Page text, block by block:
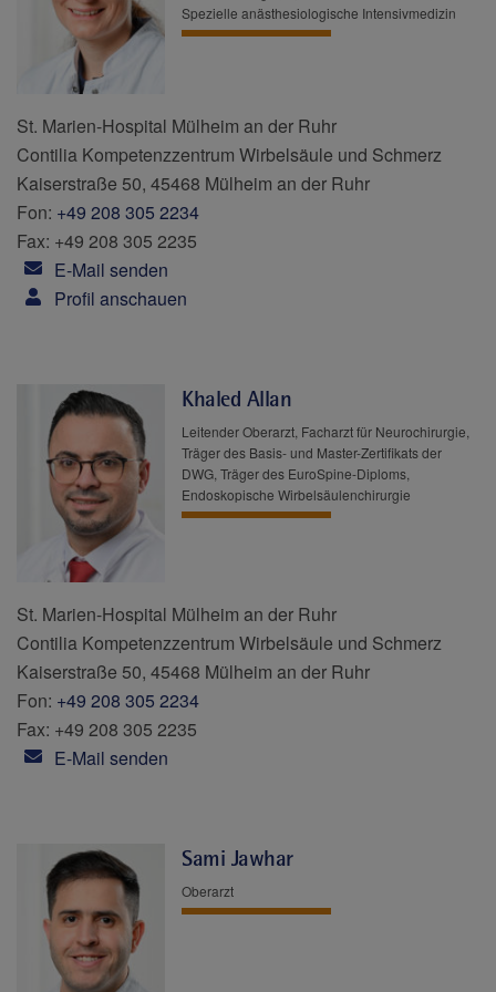
Spezielle anästhesiologische Intensivmedizin
St. Marien-Hospital Mülheim an der Ruhr
Contilia Kompetenzzentrum Wirbelsäule und Schmerz
Kaiserstraße 50, 45468 Mülheim an der Ruhr
Fon: +49 208 305 2234
Fax: +49 208 305 2235
E-Mail senden
Profil anschauen
Khaled Allan
Leitender Oberarzt, Facharzt für Neurochirurgie,
Träger des Basis- und Master-Zertifikats der
DWG, Träger des EuroSpine-Diploms,
Endoskopische Wirbelsäulenchirurgie
St. Marien-Hospital Mülheim an der Ruhr
Contilia Kompetenzzentrum Wirbelsäule und Schmerz
Kaiserstraße 50, 45468 Mülheim an der Ruhr
Fon: +49 208 305 2234
Fax: +49 208 305 2235
E-Mail senden
Sami Jawhar
Oberarzt